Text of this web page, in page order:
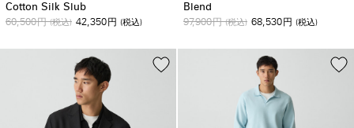
Cotton Silk Slub
60,500円(税込) 42,350 円 (税込)
Blend
97,900円(税込) 68,530 円 (税込)